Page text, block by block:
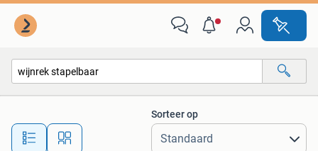
Alle afstanden…
Sorteer op